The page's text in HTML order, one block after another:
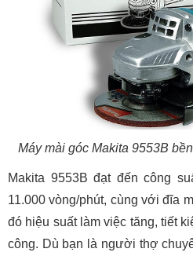
Máy mài góc Makita 9553B
Makita 9553B đạt đến công
11.000 vòng/phút, cùng với đĩa
đó hiệu suất làm việc tăng, tiết
công. Dù bạn là người thợ